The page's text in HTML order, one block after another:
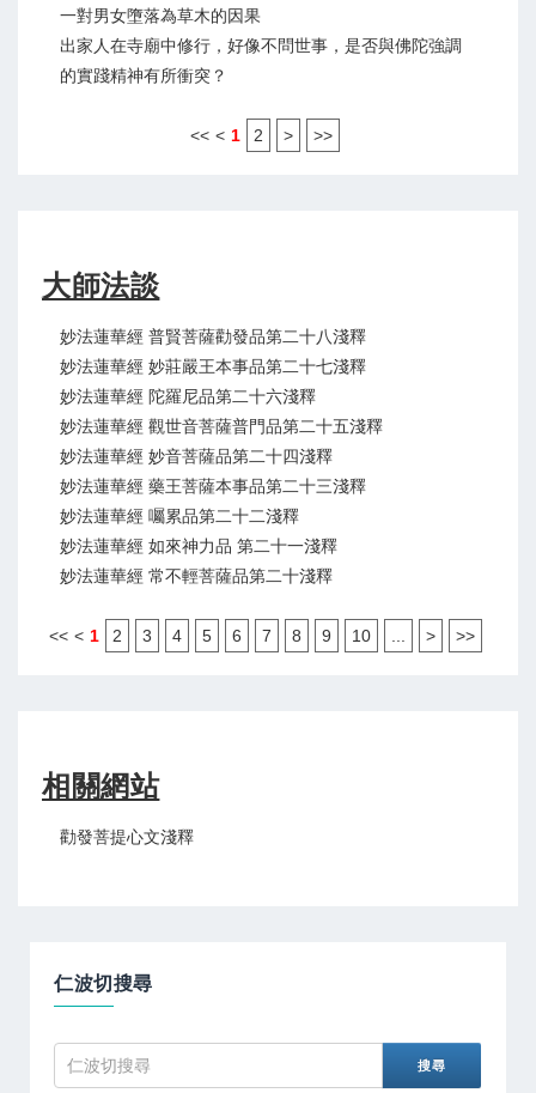
一對男女墮落為草木的因果
出家人在寺廟中修行，好像不問世事，是否與佛陀強調
的實踐精神有所衝突？
<< < 1 2 > >>
大師法談
妙法蓮華經 普賢菩薩勸發品第二十八淺釋
妙法蓮華經 妙莊嚴王本事品第二十七淺釋
妙法蓮華經 陀羅尼品第二十六淺釋
妙法蓮華經 觀世音菩薩普門品第二十五淺釋
妙法蓮華經 妙音菩薩品第二十四淺釋
妙法蓮華經 藥王菩薩本事品第二十三淺釋
妙法蓮華經 囑累品第二十二淺釋
妙法蓮華經 如來神力品 第二十一淺釋
妙法蓮華經 常不輕菩薩品第二十淺釋
<< < 1 2 3 4 5 6 7 8 9 10 > >>
相關網站
勸發菩提心文淺釋
仁波切搜尋